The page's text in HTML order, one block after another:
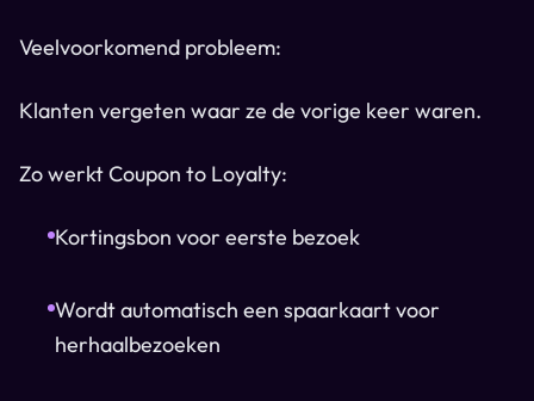
Veelvoorkomend probleem:
Klanten vergeten waar ze de vorige keer waren.
Zo werkt Coupon to Loyalty:
Kortingsbon voor eerste bezoek
Wordt automatisch een spaarkaart voor
herhaalbezoeken